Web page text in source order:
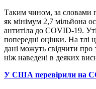
Таким чином, за словами
як мінімум 2,7 мільйона
антитіла до COVID-19.
попередні оцінки. На тлі
дані можуть свідчити про
ніж наведені в деяких
У США перевірили на